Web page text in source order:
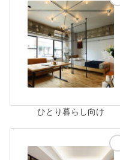
ひとり暮らし向け